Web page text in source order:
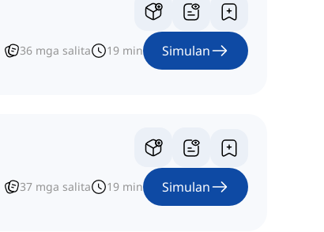
36 mga salita 19 min Simulan
37 mga salita 19 min Simulan